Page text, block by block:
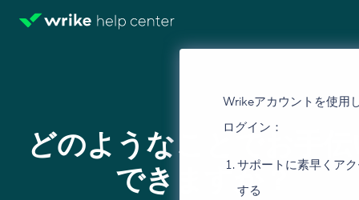
Wrikeアカウントを使用
ログイン：
サポートに素早くア
する
どのようなことでお手
できますか？